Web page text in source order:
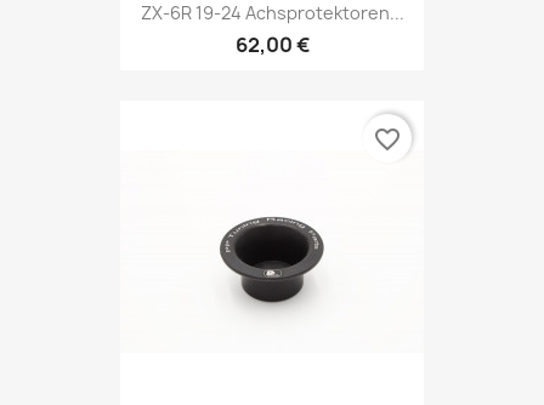
ZX-6R 19-24 Achsprotektoren...
62,00 €
favorite_border